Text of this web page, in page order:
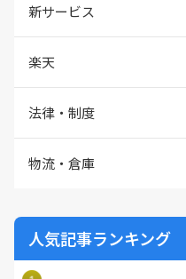
新サービス
楽天
法律・制度
物流・倉庫
人気記事ランキング